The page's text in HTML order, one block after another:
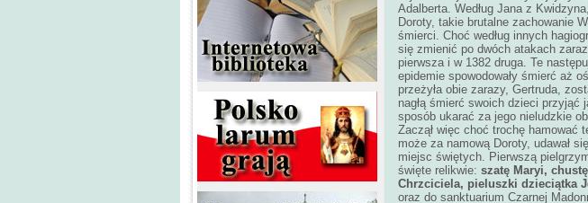
Adalberta. Według Jana z
Doroty, takie brutalne zachowanie
śmierci. Choć według innych
się zmienić po dwóch atakach
pierwsza i w 1382 druga. Te
epidemie spowodowały śmierć aż
przeżyła obie zarazy, Gertruda,
nagłą śmierć swoich dzieci przyjąć
sposób ukarać za jego nieludzkie
Zaczął więc choć trochę
może za namową Doroty, udawał
miejsc świętych. Pierwszą
święte relikwie: szatę Maryi,
Chrzciciela, pieluszki dzieciątka
oraz do sanktuarium Czarnej